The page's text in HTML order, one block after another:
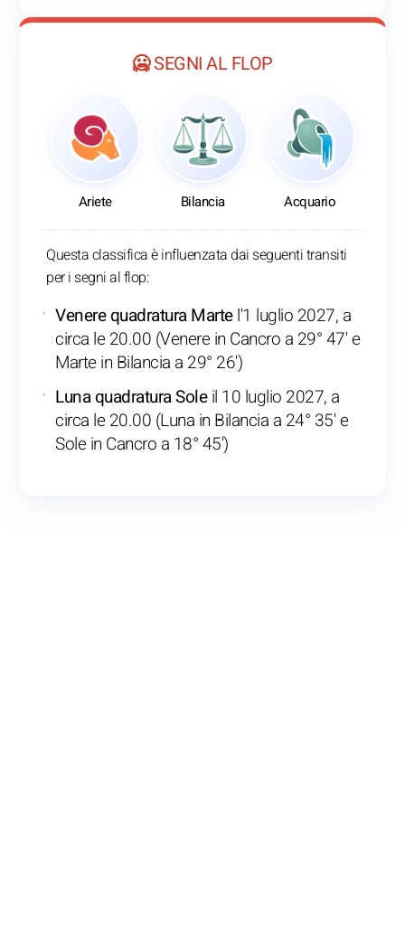
🥶 SEGNI AL FLOP
Ariete Bilancia Acquario
Questa classifica è influenzata dai seguenti transiti
per i segni al flop:
Venere quadratura Martel'1 luglio 2027, a
circa le 20.00 (Venere in Cancro a 29° 47' e
Marte in Bilancia a 29° 26')
Luna quadratura Soleil 10 luglio 2027, a
circa le 20.00 (Luna in Bilancia a 24° 35' e
Sole in Cancro a 18° 45')